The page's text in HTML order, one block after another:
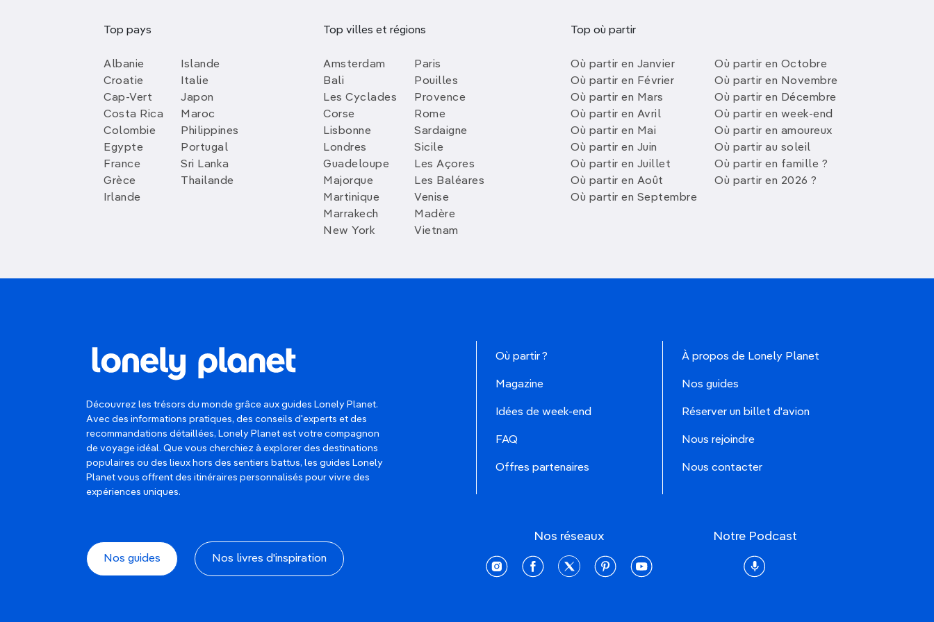
Top pays
Albanie
Croatie
Cap-Vert
Costa Rica
Colombie
Egypte
France
Grèce
Irlande
Islande
Italie
Japon
Maroc
Philippines
Portugal
Sri Lanka
Thailande
Top villes et régions
Amsterdam
Bali
Les Cyclades
Corse
Lisbonne
Londres
Guadeloupe
Majorque
Martinique
Marrakech
New York
Paris
Pouilles
Provence
Rome
Sardaigne
Sicile
Les Açores
Les Baléares
Venise
Madère
Vietnam
Top où partir
Où partir en Janvier
Où partir en Février
Où partir en Mars
Où partir en Avril
Où partir en Mai
Où partir en Juin
Où partir en Juillet
Où partir en Août
Où partir en Septembre
Où partir en Octobre
Où partir en Novembre
Où partir en Décembre
Où partir en week-end
Où partir en amoureux
Où partir au soleil
Où partir en famille ?
Où partir en 2026 ?
Découvrez les trésors du monde grâce aux guides Lonely Planet.
Avec des informations pratiques, des conseils d'experts et des
recommandations détaillées, Lonely Planet est votre compagnon
de voyage idéal. Que vous cherchiez à explorer des destinations
populaires ou des lieux hors des sentiers battus, les guides Lonely
Planet vous offrent des itinéraires personnalisés pour vivre des
expériences uniques.
Nos guides Nos livres d'inspiration
Où partir ?
Magazine
Idées de week-end
FAQ
Offres partenaires
À propos de Lonely Planet
Nos guides
Réserver un billet d'avion
Nous rejoindre
Nous contacter
Nos réseaux
instagramfacebooktwitter pinterestyoutube
Notre Podcast
Podcast